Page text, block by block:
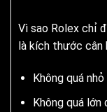
Vì sao Rolex chỉ
là kích thước
Không quá
Không quá lớn